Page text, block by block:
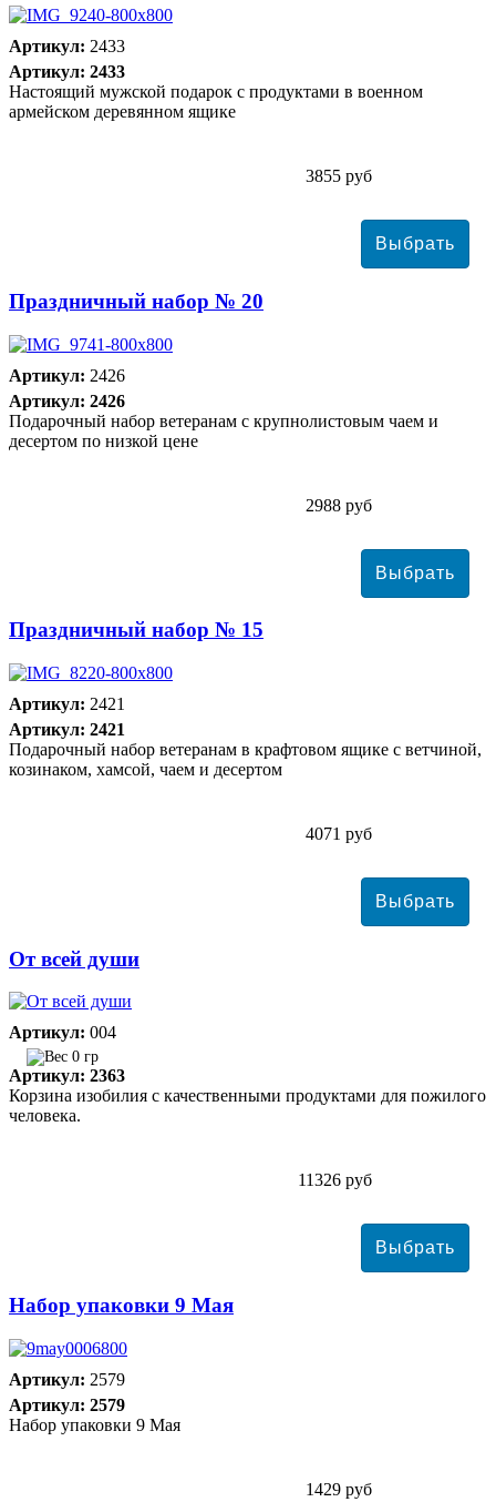
Артикул: 2433
Артикул: 2433
Настоящий мужской подарок с продуктами в военном
армейском деревянном ящике
3855 руб
Праздничный набор № 20
Артикул: 2426
Артикул: 2426
Подарочный набор ветеранам с крупнолистовым чаем и
десертом по низкой цене
2988 руб
Праздничный набор № 15
Артикул: 2421
Артикул: 2421
Подарочный набор ветеранам в крафтовом ящике с ветчиной,
козинаком, хамсой, чаем и десертом
4071 руб
От всей души
Артикул: 004
0 гр
Артикул: 2363
Корзина изобилия с качественными продуктами для пожилого
человека.
11326 руб
Набор упаковки 9 Мая
Артикул: 2579
Артикул: 2579
Набор упаковки 9 Мая
1429 руб